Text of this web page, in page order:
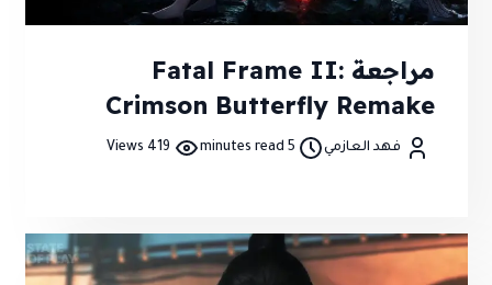
مراجعة Fatal Frame II:
Crimson Butterfly Remake
فهد العازمي 5 minutes read
419 Views